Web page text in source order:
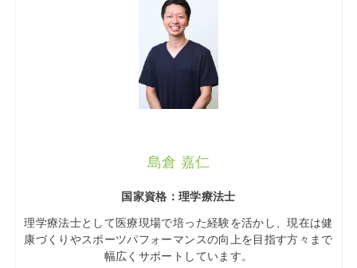
島倉 嘉仁
国家資格：理学療法士
理学療法士として医療現場で培った経験を活かし、現在は健
康づくりやスポーツパフォーマンスの向上を目指す方々まで
幅広くサポートしています。